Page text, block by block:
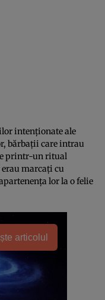
intenționate ale
bărbații care intrau
printr-un ritual
marcați cu
lor la o felie
articolul